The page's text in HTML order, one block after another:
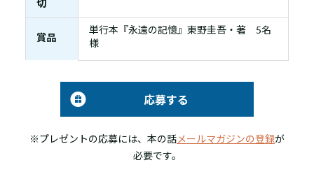
切
賞品
単行本『永遠の記憶』東野圭吾・著 5名
様
応募する
※プレゼントの応募には、本の話メールマガジンの登録が
必要です。